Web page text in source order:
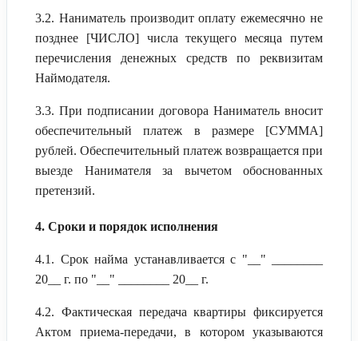
3.2. Наниматель производит оплату ежемесячно не
позднее [ЧИСЛО] числа текущего месяца путем
перечисления денежных средств по реквизитам
Наймодателя.
3.3. При подписании договора Наниматель вносит
обеспечительный платеж в размере [СУММА]
рублей. Обеспечительный платеж возвращается при
выезде Нанимателя за вычетом обоснованных
претензий.
4. Сроки и порядок исполнения
4.1. Срок найма устанавливается с "__" ________
20__ г. по "__" ________ 20__ г.
4.2. Фактическая передача квартиры фиксируется
Актом приема-передачи, в котором указываются